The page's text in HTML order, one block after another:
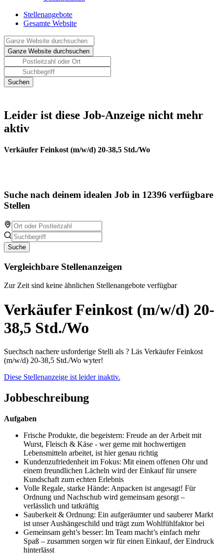
Stellenangebote
Gesamte Website
Leider ist diese Job-Anzeige nicht mehr
aktiv
Verkäufer Feinkost (m/w/d) 20-38,5 Std./Wo
Suche nach deinem idealen Job in 12396 verfügbare
Stellen
Suche
Vergleichbare Stellenanzeigen
Zur Zeit sind keine ähnlichen Stellenangebote verfügbar
Verkäufer Feinkost (m/w/d) 20-
38,5 Std./Wo
Suechsch nachere usforderige Stelli als ? Läs Verkäufer Feinkost
(m/w/d) 20-38,5 Std./Wo wyter!
Diese Stellenanzeige ist leider inaktiv.
Jobbeschreibung
Aufgaben
Frische Produkte, die begeistern: Freude an der Arbeit mit
Wurst, Fleisch & Käse - wer gerne mit hochwertigen
Lebensmitteln arbeitet, ist hier genau richtig
Kundenzufriedenheit im Fokus: Mit einem offenen Ohr und
einem freundlichen Lächeln wird der Einkauf für unsere
Kundschaft zum echten Erlebnis
Volle Regale, starke Hände: Anpacken ist angesagt! Für
Ordnung und Nachschub wird gemeinsam gesorgt –
verlässlich und tatkräftig
Sauberkeit & Ordnung: Ein aufgeräumter und sauberer Markt
ist unser Aushängeschild und trägt zum Wohlfühlfaktor bei
Gemeinsam geht’s besser: Im Team macht’s einfach mehr
Spaß – zusammen sorgen wir für einen Einkauf, der Eindruck
hinterlässt